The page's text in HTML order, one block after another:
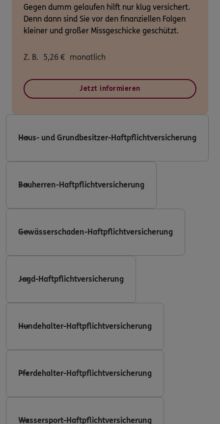
Gegen dumm gelaufen hilft nur klug versichert.
Denn dann sind Sie vor den finanziellen Folgen
kleiner und großer Missgeschicke geschützt.
Z. B. 5,26 € monatlich
Jetzt informieren
Haus- und Grundbesitzer-Haftpflichtversicherung
Bauherren-Haftpflichtversicherung
Gewässerschaden-Haftpflichtversicherung
Jagd-Haftpflichtversicherung
Hundehalter-Haftpflichtversicherung
Pferdehalter-Haftpflichtversicherung
Wassersport-Haftpflichtversicherung